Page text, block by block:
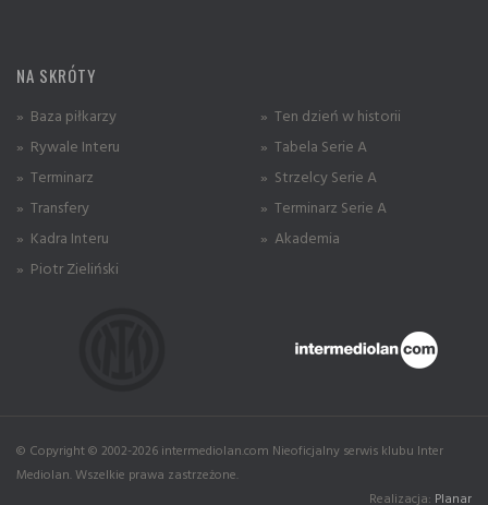
NA SKRÓTY
» Baza piłkarzy
» Rywale Interu
» Terminarz
» Transfery
» Kadra Interu
» Piotr Zieliński
» Ten dzień w historii
» Tabela Serie A
» Strzelcy Serie A
» Terminarz Serie A
» Akademia
© Copyright © 2002-2026 intermediolan.com Nieoficjalny serwis klubu Inter
Mediolan. Wszelkie prawa zastrzeżone.
Realizacja: Planar